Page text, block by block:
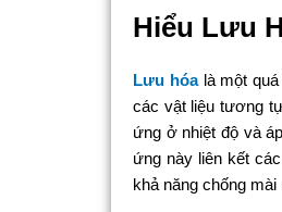
Hiểu Lưu
Lưu hóalà một quá
các vật liệu tương
ứng ở nhiệt độ và
ứng này liên kết
khả năng chống